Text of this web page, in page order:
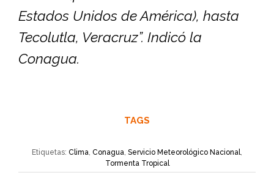
Estados Unidos de América), hasta
Tecolutla, Veracruz”. Indicó la
Conagua.
TAGS
Etiquetas: Clima, Conagua, Servicio Meteorológico Nacional,
Tormenta Tropical